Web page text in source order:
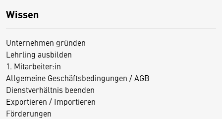
Wissen
Unternehmen gründen
Lehrling ausbilden
1. Mitarbeiter:in
Allgemeine Geschäftsbedingungen / AGB
Dienstverhältnis beenden
Exportieren / Importieren
Förderungen